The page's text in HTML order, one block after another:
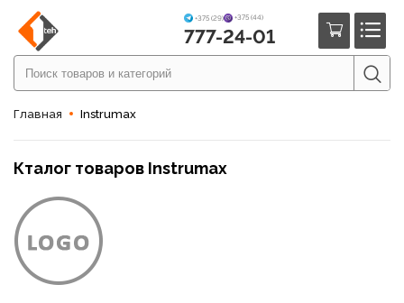
+375 (29) +375 (44)
777-24-01
Главная Instrumax
Кталог товаров Instrumax